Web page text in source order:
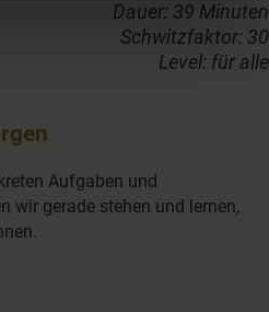
Dauer: 39 Minuten
Schwitzfaktor: 30
Level: für alle
Aufgaben und
wir gerade stehen und lernen,